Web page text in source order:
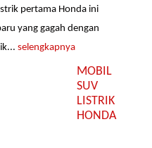
pertama Honda ini
yang gagah dengan
selengkapnya
MOBIL
SUV
LISTRIK
HONDA